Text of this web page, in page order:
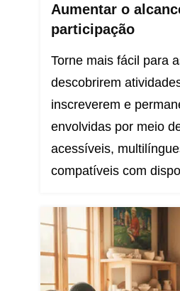
Aumentar o
participação
Torne mais fácil para
descobrirem
inscreverem e
envolvidas por meio
acessíveis,
compatíveis com